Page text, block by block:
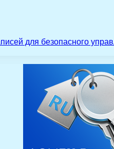
для безопасного